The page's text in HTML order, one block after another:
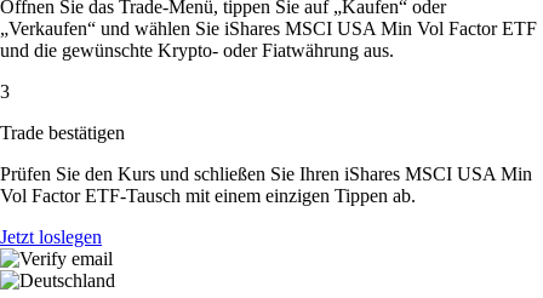
Öffnen Sie das Trade-Menü, tippen Sie auf „Kaufen“ oder
„Verkaufen“ und wählen Sie iShares MSCI USA Min Vol Factor ETF
und die gewünschte Krypto- oder Fiatwährung aus.
3
Trade bestätigen
Prüfen Sie den Kurs und schließen Sie Ihren iShares MSCI USA Min
Vol Factor ETF-Tausch mit einem einzigen Tippen ab.
Jetzt loslegen